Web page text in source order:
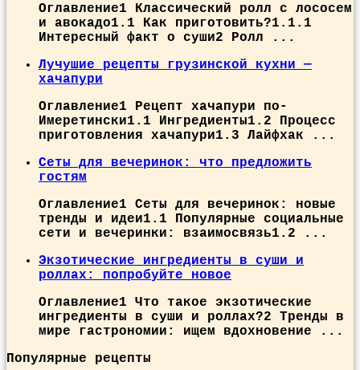
Оглавление1 Классический ролл с лососем
и авокадо1.1 Как приготовить?1.1.1
Интересный факт о суши2 Ролл ...
Лучушие рецепты грузинской кухни —
хачапури
Оглавление1 Рецепт хачапури по-
Имеретински1.1 Ингредиенты1.2 Процесс
приготовления хачапури1.3 Лайфхак ...
Сеты для вечеринок: что предложить
гостям
Оглавление1 Сеты для вечеринок: новые
тренды и идеи1.1 Популярные социальные
сети и вечеринки: взаимосвязь1.2 ...
Экзотические ингредиенты в суши и
роллах: попробуйте новое
Оглавление1 Что такое экзотические
ингредиенты в суши и роллах?2 Тренды в
мире гастрономии: ищем вдохновение ...
Популярные рецепты